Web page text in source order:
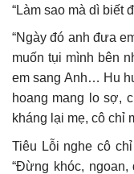
“Làm sao mà dì biết
“Ngày đó anh đưa
muốn tụi mình bên
em sang Anh… Hu
hoang mang lo sợ,
kháng lại mẹ, cô chỉ
Tiêu Lỗi nghe cô
“Đừng khóc,